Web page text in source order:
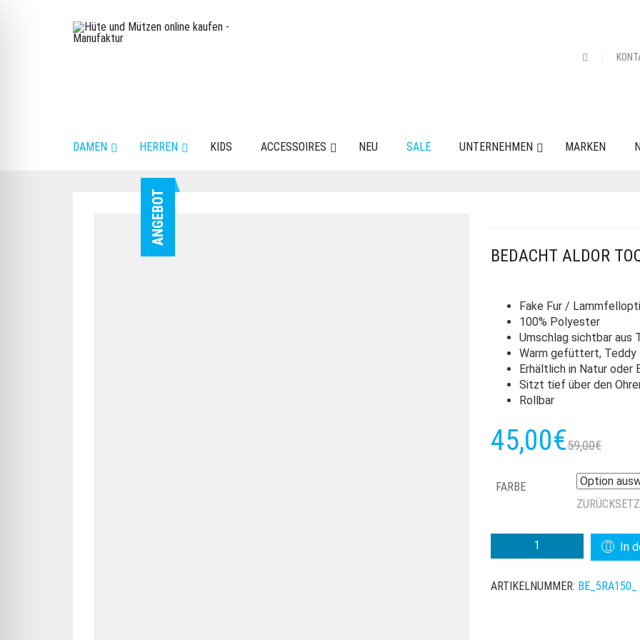
DAMEN HERREN KIDS ACCESSOIRES NEU SALE UNTERNEHMEN MARKEN
ANGEBOT
BEDACHT ALDOR
Fake Fur /
100% Polyester
Umschlag sichtbar aus
Warm gefüttert, Teddy
Erhältlich in Natur oder
Sitzt tief über den
Rollbar
59,00€
45,00€
ist:
FARBE
ALDOR
LAMMFELLOPTIK
In
ARTIKELNUMMER: BE_5RA150_